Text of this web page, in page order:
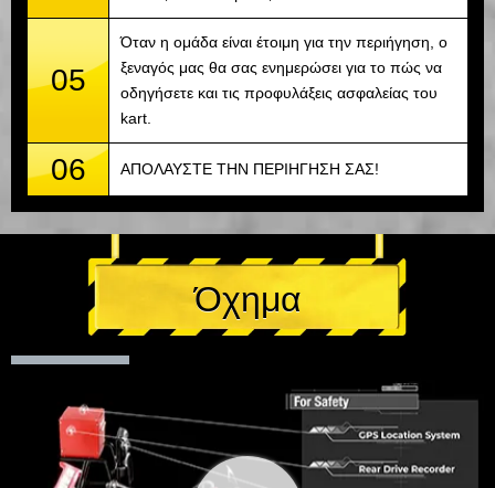
05
Όταν η ομάδα είναι έτοιμη για την περιήγηση, ο
ξεναγός μας θα σας ενημερώσει για το πώς να
οδηγήσετε και τις προφυλάξεις ασφαλείας του
kart.
06 ΑΠΟΛΑΥΣΤΕ ΤΗΝ ΠΕΡΙΗΓΗΣΗ ΣΑΣ!
Όχημα